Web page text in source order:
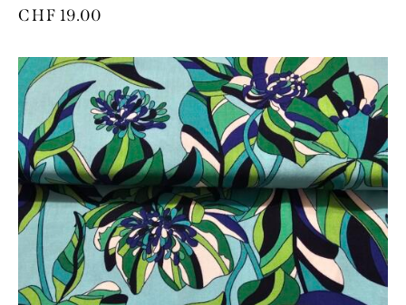
CHF 19.00